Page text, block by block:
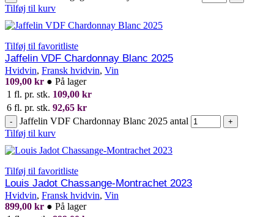
Tilføj til kurv
Tilføj til favoritliste
Jaffelin VDF Chardonnay Blanc 2025
Hvidvin, Fransk hvidvin, Vin
109,00 kr ● På lager
1 fl. pr. stk. 109,00 kr
6 fl. pr. stk. 92,65 kr
- Jaffelin VDF Chardonnay Blanc 2025 antal +
Tilføj til kurv
Tilføj til favoritliste
Louis Jadot Chassange-Montrachet 2023
Hvidvin, Fransk hvidvin, Vin
899,00 kr ● På lager